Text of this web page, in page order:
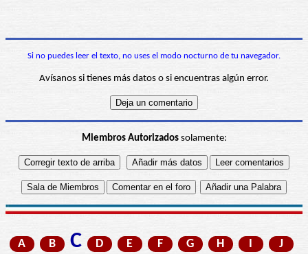
Si no puedes leer el texto, no uses el modo nocturno de tu navegador.
Avísanos si tienes más datos o si encuentras algún error.
Miembros Autorizadossolamente:
A B C D E F G H I
J